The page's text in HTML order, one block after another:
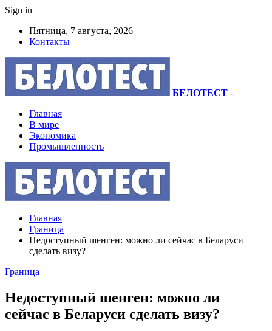
Sign in
Пятница, 7 августа, 2026
Контакты
БЕЛОТЕСТ -
Главная
В мире
Экономика
Промышленность
Главная
Граница
Недоступный шенген: можно ли сейчас в Беларуси
сделать визу?
Граница
Недоступный шенген: можно ли
сейчас в Беларуси сделать визу?